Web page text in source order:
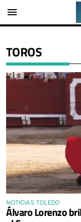
menu
TOROS
NOTICIAS TOLEDO
Álvaro Lorenzo